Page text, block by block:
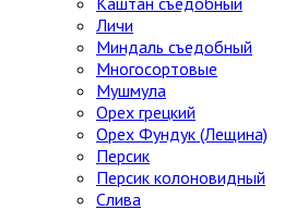
Личи
Миндаль съедобный
Многосортовые
Мушмула
Орех грецкий
Орех Фундук (Лещина)
Персик
Персик колоновидный
Слива